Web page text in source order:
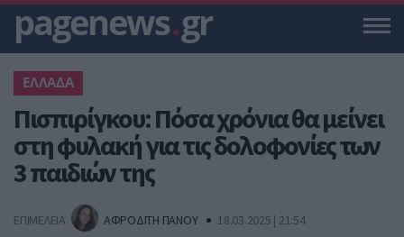
pagenews.gr
ΕΛΛΑΔΑ
Πισπιρίγκου: Πόσα χρόνια θα μείνει
στη φυλακή για τις δολοφονίες των
3 παιδιών της
ΕΠΙΜΕΛΕΙΑ ΑΦΡΟΔΙΤΗ ΠΑΝΟΥ
18.03.2025 | 21:54